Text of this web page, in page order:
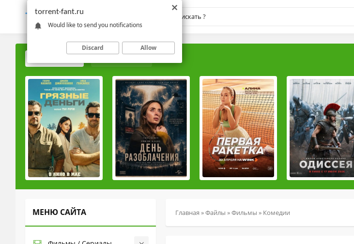
TORRENT-FANT.RU
МЕНЮ САЙТА Главная »Файлы »Фильмы » Комедии
torrent-fant.ru
Would like to send you notifications
Discard Allow